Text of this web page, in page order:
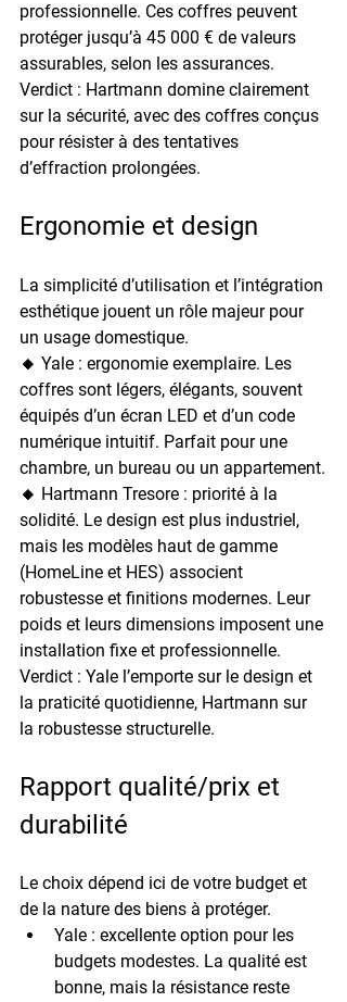
professionnelle. Ces coffres peuvent
protéger jusqu’à 45 000 € de valeurs
assurables, selon les assurances.
Verdict : Hartmann domine clairement
sur la sécurité, avec des coffres conçus
pour résister à des tentatives
d’effraction prolongées.
Ergonomie et design
La simplicité d’utilisation et l’intégration
esthétique jouent un rôle majeur pour
un usage domestique.
🔸 Yale : ergonomie exemplaire. Les
coffres sont légers, élégants, souvent
équipés d’un écran LED et d’un code
numérique intuitif. Parfait pour une
chambre, un bureau ou un appartement.
🔸 Hartmann Tresore : priorité à la
solidité. Le design est plus industriel,
mais les modèles haut de gamme
(HomeLine et HES) associent
robustesse et finitions modernes. Leur
poids et leurs dimensions imposent une
installation fixe et professionnelle.
Verdict : Yale l’emporte sur le design et
la praticité quotidienne, Hartmann sur
la robustesse structurelle.
Rapport qualité/prix et
durabilité
Le choix dépend ici de votre budget et
de la nature des biens à protéger.
Yale : excellente option pour les
budgets modestes. La qualité est
bonne, mais la résistance reste